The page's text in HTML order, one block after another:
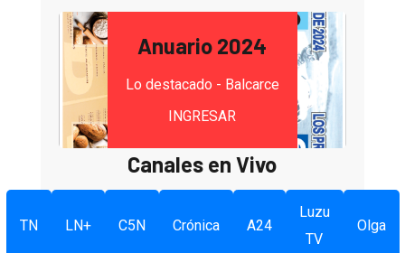
Anuario 2024
Lo destacado - Balcarce
INGRESAR
Canales en Vivo
TN LN+ C5N Crónica A24
Luzu
TV
Olga